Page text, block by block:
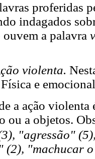
proferidas
indagados
ouvem a palavra
violenta.
e
a ação violenta
ou a objetos.
"agressão"
(2), "machucar